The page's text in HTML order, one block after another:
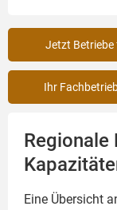
Jetzt Betriebe
Ihr
Regionale
Eine Übersicht